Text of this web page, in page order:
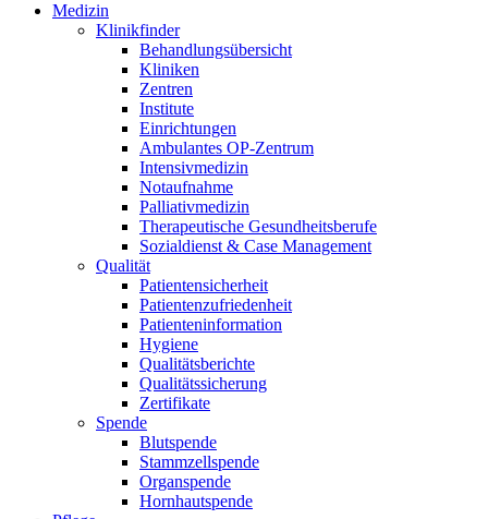
Medizin
Klinikfinder
Behandlungsübersicht
Kliniken
Zentren
Institute
Einrichtungen
Ambulantes OP-Zentrum
Intensivmedizin
Notaufnahme
Palliativmedizin
Therapeutische Gesundheitsberufe
Sozialdienst & Case Management
Qualität
Patientensicherheit
Patientenzufriedenheit
Patienteninformation
Hygiene
Qualitätsberichte
Qualitätssicherung
Zertifikate
Spende
Blutspende
Stammzellspende
Organspende
Hornhautspende